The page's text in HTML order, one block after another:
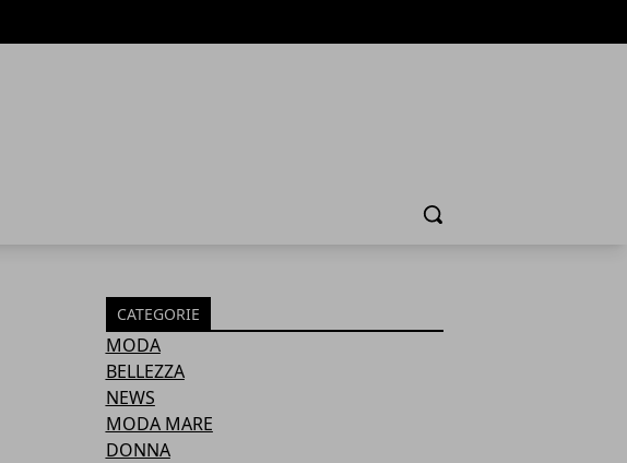
Cerca
CATEGORIE
MODA
BELLEZZA
NEWS
MODA MARE
DONNA